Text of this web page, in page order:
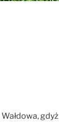
gdyż